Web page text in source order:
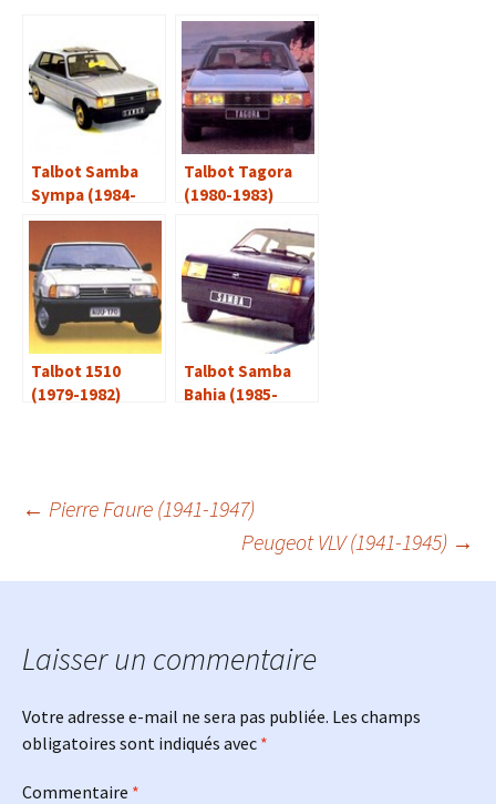
Talbot Samba
Sympa (1984-
1985)
Talbot Tagora
(1980-1983)
Talbot 1510
(1979-1982)
Talbot Samba
Bahia (1985-
Navigation
des
articles
← Pierre Faure (1941-1947)
Peugeot VLV (1941-1945) →
Laisser un commentaire
Votre adresse e-mail ne sera pas publiée. Les champs
obligatoires sont indiqués avec *
Commentaire *